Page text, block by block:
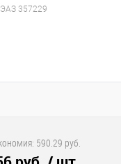
системы
357229
590.29 руб.